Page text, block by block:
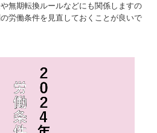
無期転換ルールなどにも関係しますの
労働条件を見直しておくことが良いで